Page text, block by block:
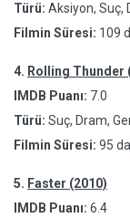
Türü: Aksiyon, Suç,
Filmin Süresi: 109
4. Rolling Thunder
IMDB Puanı: 7.0
Türü: Suç, Dram,
Filmin Süresi: 95
5. Faster (2010)
IMDB Puanı: 6.4